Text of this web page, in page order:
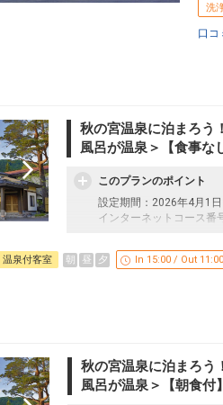
洗
口コ
秋の宮温泉に泊まろう
風呂が温泉＞【食事な
このプランのポイント
設定期間：2026年4月1
インターネットコース番
泉付客室 朝 昼 夕 In 15:00 / Out 11:00
秋の宮温泉に泊まろ
風呂が温泉＞【朝食付】